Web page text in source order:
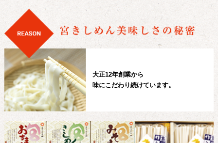
大正12年創業から
味にこだわり続けています。